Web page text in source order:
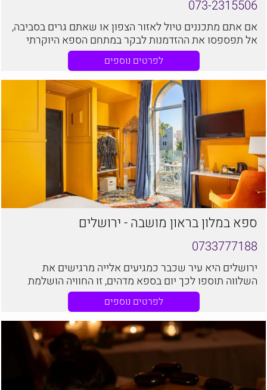
073-2315506
אם אתם מתכננים טיול לאזור הצפון או שאתם גרים בסביבה,
אל תפספסו את ההזדמנות לבקר במתחם הספא היוקרתי
באזור הגליל המערבי, אחוזת אסיינדה ביער. המיקום הייחודי
של הספא, בלב אחוזה ספרדית מרהיבה, למול יער קסום
ונופים מדהימים.
לפרטים נוספים
ספא במלון בראון מושבה - ירושלים
0733777188
ירושלים היא עיר שכבר כמגיעים אלייה מרגישים את
השלווה תוספו לכך יום בספא מדהים, זו החוויה הושלמת
בספא בראון מושבה תוכלו להעניק לעצמכם זאת
לפרטים נוספים